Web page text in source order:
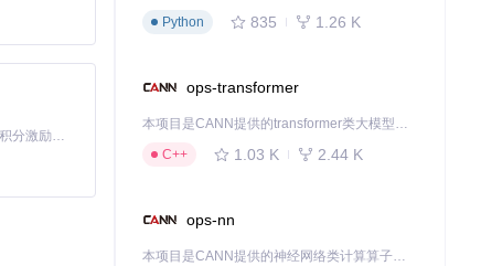
「源启盛夏」暑期校园开发者成长计划旨在激活校园开源力量，通过积分激励、认证扶持、资源倾斜等形式，引导高校组织和开发者完成「入驻 — 建项目 — 做贡献 — 获认证 — 得资源」的完整闭环。无论你是想带领社团入驻平台的组织者，还是希望用代码贡献证明自己的开发者，都能在这里找到属于你的成长路径。
Python
835 1.26 K
ops-transformer
本项目是CANN提供的transformer类大模型算子库，实现网络在NPU上加速计算。
C++
1.03 K 2.44 K
ops-nn
本项目是CANN提供的神经网络类计算算子库，实现网络在NPU上加速计算。